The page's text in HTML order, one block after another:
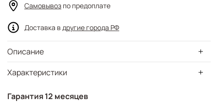
Характеристики
Описание
Гарантия 12 месяцев
Самовывоз по предоплате
Доставка в другие города РФ